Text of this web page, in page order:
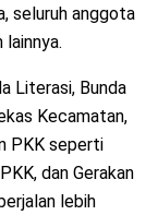
seluruh anggota
Literasi, Bunda
Kecamatan,
PKK seperti
dan Gerakan
lebih